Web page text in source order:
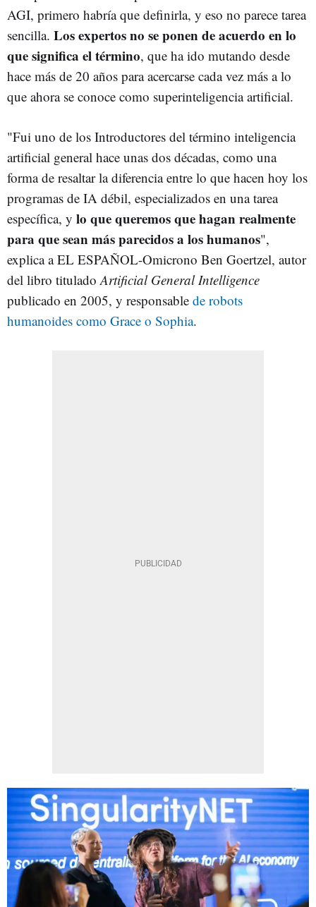
AGI, primero habría que definirla, y eso no parece tarea
sencilla. Los expertos no se ponen de acuerdo en lo
que significa el término, que ha ido mutando desde
hace más de 20 años para acercarse cada vez más a lo
que ahora se conoce como superinteligencia artificial.
"Fui uno de los Introductores del término inteligencia
artificial general hace unas dos décadas, como una
forma de resaltar la diferencia entre lo que hacen hoy los
programas de IA débil, especializados en una tarea
específica, y lo que queremos que hagan realmente
para que sean más parecidos a los humanos",
explica a EL ESPAÑOL-Omicrono Ben Goertzel, autor
del libro titulado Artificial General Intelligence
publicado en 2005, y responsable de robots
humanoides como Grace o Sophia.